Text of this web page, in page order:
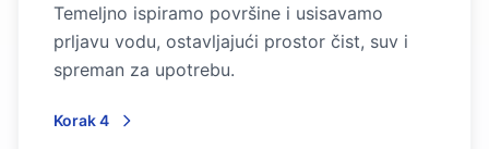
Temeljno ispiramo površine i usisavamo
prljavu vodu, ostavljajući prostor čist, suv i
spreman za upotrebu.
Korak 4